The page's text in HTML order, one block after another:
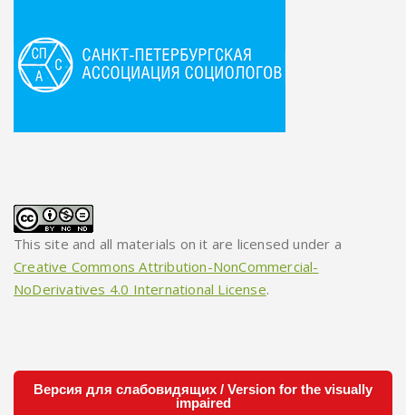
This site and all materials on it are licensed under a
Creative Commons Attribution-NonCommercial-
NoDerivatives 4.0 International License.
Версия для слабовидящих / Version for the visually
impaired